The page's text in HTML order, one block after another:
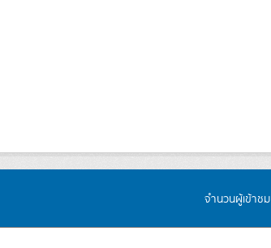
จำนวนผู้เข้าชม